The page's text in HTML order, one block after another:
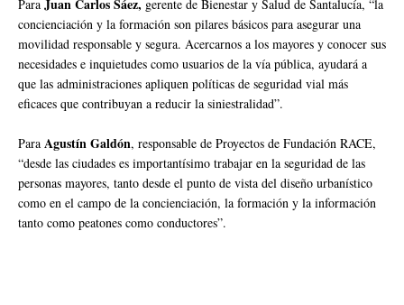
Para
gerente de Bienestar y Salud de Santalucía, “la
concienciación y la formación son pilares básicos para asegurar una
movilidad responsable y segura. Acercarnos a los mayores y conocer sus
necesidades e inquietudes como usuarios de la vía pública, ayudará a
que las administraciones apliquen políticas de seguridad vial más
eficaces que contribuyan a reducir la siniestralidad”.
Para Agustín Galdón, responsable de Proyectos de Fundación RACE,
“desde las ciudades es importantísimo trabajar en la seguridad de las
personas mayores, tanto desde el punto de vista del diseño urbanístico
como en el campo de la concienciación, la formación y la información
tanto como peatones como conductores”.